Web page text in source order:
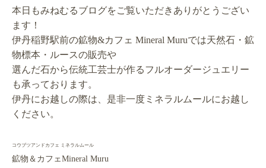
本日もみねむるブログをご覧いただきありがとうござい
ます！
伊丹稲野駅前の鉱物&カフェ Mineral Muruでは天然石・鉱
物標本・ルースの販売や
選んだ石から伝統工芸士が作るフルオーダージュエリー
も承っております。
伊丹にお越しの際は、是非一度ミネラルムールにお越し
ください。
コウブツアンドカフェ ミネラルムール
鉱物＆カフェMineral Muru